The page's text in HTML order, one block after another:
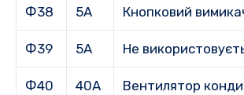
Ф38 5А Кнопковий
Ф39 5А Не
Ф40 40А Вентилятор